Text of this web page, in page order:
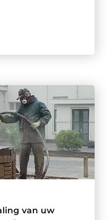
van uw